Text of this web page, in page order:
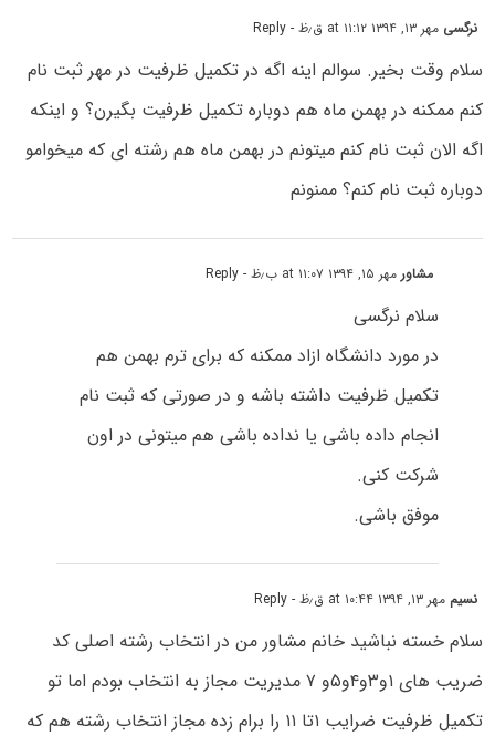
نرگسی مهر ۱۳, ۱۳۹۴ at ۱۱:۱۲ ق٫ظ - Reply
سلام وقت بخیر. سوالم اینه اگه در تکمیل ظرفیت در مهر ثبت نام
کنم ممکنه در بهمن ماه هم دوباره تکمیل ظرفیت بگیرن؟ و اینکه
اگه الان ثبت نام کنم میتونم در بهمن ماه هم رشته ای که میخوامو
دوباره ثبت نام کنم؟ ممنونم
مشاورمهر ۱۵, ۱۳۹۴ at ۱۱:۰۷ ب٫ظ - Reply
سلام نرگسی
در مورد دانشگاه ازاد ممکنه که برای ترم بهمن هم
تکمیل ظرفیت داشته باشه و در صورتی که ثبت نام
انجام داده باشی یا نداده باشی هم میتونی در اون
شرکت کنی.
موفق باشی.
نسیم مهر ۱۳, ۱۳۹۴ at ۱۰:۴۴ ق٫ظ - Reply
سلام خسته نباشید خانم مشاور من در انتخاب رشته اصلی کد
ضریب های ۱و۳و۴و۵و ۷ مدیریت مجاز به انتخاب بودم اما تو
تکمیل ظرفیت ضرایب ۱تا ۱۱ را برام زده مجاز انتخاب رشته هم که